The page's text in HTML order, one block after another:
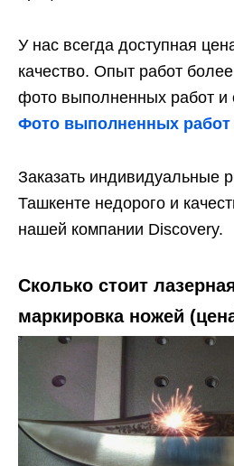
У нас всегда доступная
качество. Опыт работ
фото выполненных работ и
Фото выполненных работ
Заказать индивидуальные
Ташкенте недорого и
нашей компании Discovery.
Сколько стоит
маркировка ножей